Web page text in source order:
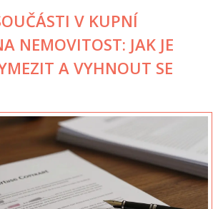
V KUPNÍ
NEMOVITOST: JAK JE
A VYHNOUT SE